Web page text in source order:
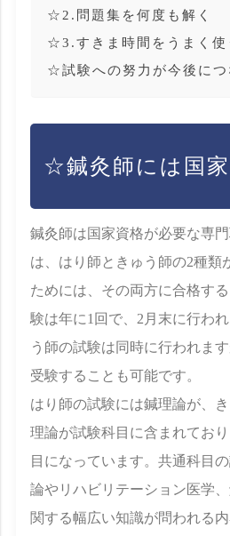
☆2.問題集を何度も解く
☆3.すきま時間をうまく使
☆試験への努力が今後につ
☆鍼灸師には国
鍼灸師は国家資格が必要な専
は、はり師ときゅう師の2種類
ためには、その両方に合格す
験は年に1回で、2月末に行わ
う師の試験は同時に行われま
受験することも可能です。
はり師の試験には鍼理論が、
理論が試験科目に含まれてお
目になっています。共通科目
論やリハビリテーション医学
関する幅広い知識が問われる